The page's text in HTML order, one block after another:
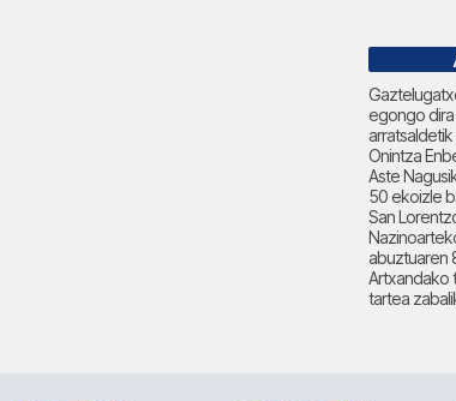
egongo dira
arratsaldetik
Onintza
Aste
50 ekoizle
San
abuztuaren
Artxandako
tartea